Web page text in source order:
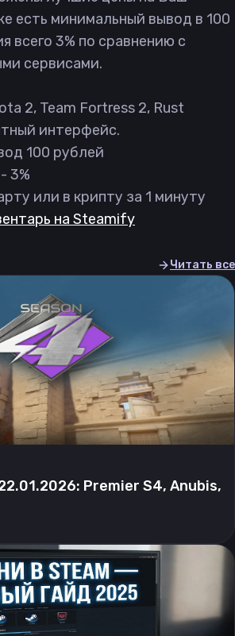
есть минимальный вывод в 100
всего 3% по сравнению с
сервисами.
2, Team Fortress 2, Rust
интерфейс.
100 рублей
3%
или в крипту за 1 минуту
на Steamify
Читать все
Premier S4, Anubis,